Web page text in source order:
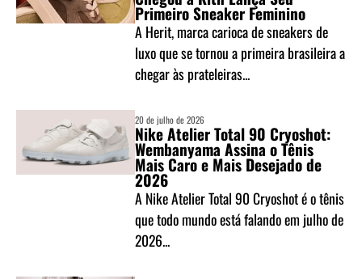
Primeiro Sneaker Feminino
A Herit, marca carioca de sneakers de
luxo que se tornou a primeira brasileira a
chegar às prateleiras...
20 de julho de 2026
Nike Atelier Total 90 Cryoshot:
Wembanyama Assina o Tênis
Mais Caro e Mais Desejado de
2026
A Nike Atelier Total 90 Cryoshot é o tênis
que todo mundo está falando em julho de
2026...